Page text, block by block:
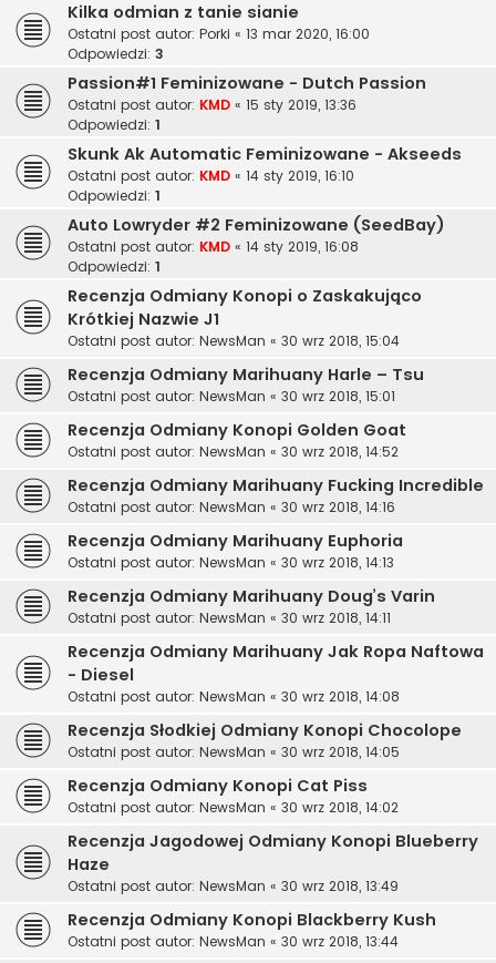
Kilka odmian z tanie sianie
Ostatni post autor: Porki « 13 mar 2020, 16:00
Odpowiedzi: 3
Passion#1 Feminizowane - Dutch Passion
Ostatni post autor: KMD « 15 sty 2019, 13:36
Odpowiedzi: 1
Skunk Ak Automatic Feminizowane - Akseeds
Ostatni post autor: KMD « 14 sty 2019, 16:10
Odpowiedzi: 1
Auto Lowryder #2 Feminizowane (SeedBay)
Ostatni post autor: KMD « 14 sty 2019, 16:08
Odpowiedzi: 1
Recenzja Odmiany Konopi o Zaskakująco
Krótkiej Nazwie J1
Ostatni post autor: NewsMan « 30 wrz 2018, 15:04
Recenzja Odmiany Marihuany Harle – Tsu
Ostatni post autor: NewsMan « 30 wrz 2018, 15:01
Recenzja Odmiany Konopi Golden Goat
Ostatni post autor: NewsMan « 30 wrz 2018, 14:52
Recenzja Odmiany Marihuany Fucking Incredible
Ostatni post autor: NewsMan « 30 wrz 2018, 14:16
Recenzja Odmiany Marihuany Euphoria
Ostatni post autor: NewsMan « 30 wrz 2018, 14:13
Recenzja Odmiany Marihuany Doug’s Varin
Ostatni post autor: NewsMan « 30 wrz 2018, 14:11
Recenzja Odmiany Marihuany Jak Ropa Naftowa
- Diesel
Ostatni post autor: NewsMan « 30 wrz 2018, 14:08
Recenzja Słodkiej Odmiany Konopi Chocolope
Ostatni post autor: NewsMan « 30 wrz 2018, 14:05
Recenzja Odmiany Konopi Cat Piss
Ostatni post autor: NewsMan « 30 wrz 2018, 14:02
Recenzja Jagodowej Odmiany Konopi Blueberry
Haze
Ostatni post autor: NewsMan « 30 wrz 2018, 13:49
Recenzja Odmiany Konopi Blackberry Kush
Ostatni post autor: NewsMan « 30 wrz 2018, 13:44